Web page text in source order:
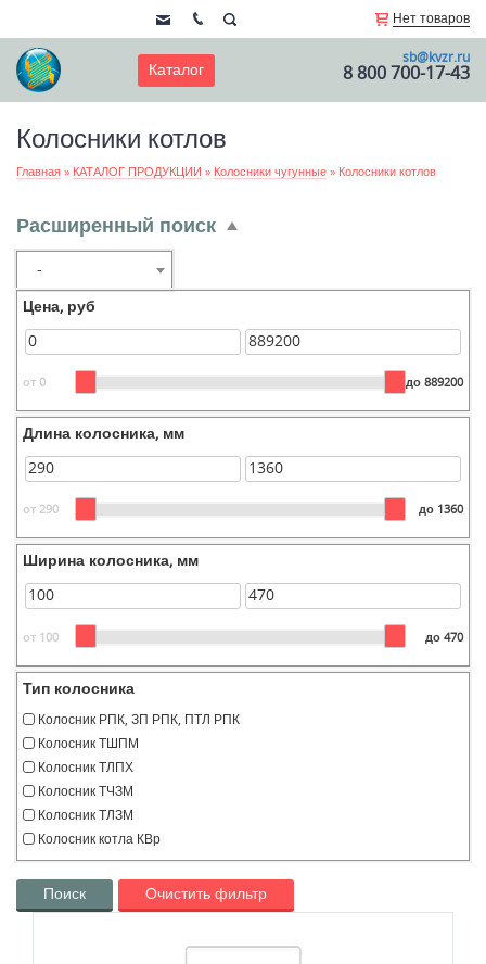
Нет товаров
Каталог
sb@kvzr.ru
8 800 700-17-43
Колосники котлов
Главная » КАТАЛОГ ПРОДУКЦИИ » Колосники чугунные » Колосники котлов
Расширенный поиск
-
Цена, руб
от 0 до 889200
Длина колосника, мм
от 290 до 1360
Ширина колосника, мм
от 100 до 470
Тип колосника
Колосник РПК, ЗП РПК, ПТЛ РПК
Колосник ТШПМ
Колосник ТЛПХ
Колосник ТЧЗМ
Колосник ТЛЗМ
Колосник котла КВр
Поиск Очистить фильтр